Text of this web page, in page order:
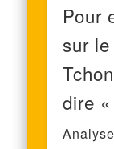
Pour
sur
dire